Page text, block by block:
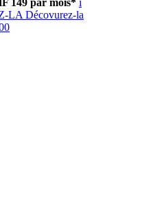
149 par mois* i
LA Décovurez-la